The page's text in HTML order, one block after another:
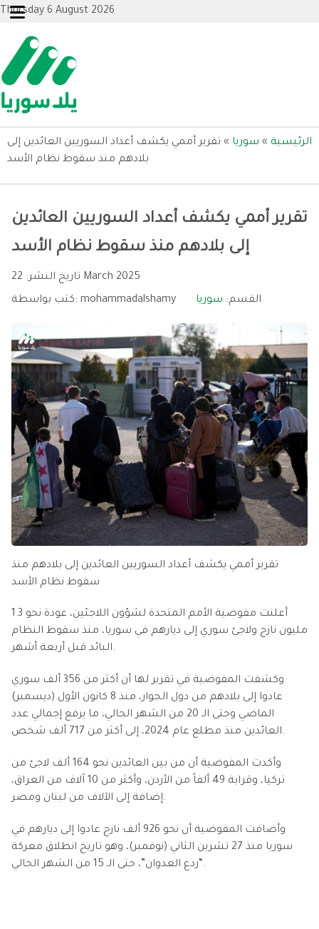
Thursday 6 August 2026
الرئيسية » سوريا » تقرير أممي يكشف أعداد السوريين العائدين إلى
بلادهم منذ سقوط نظام الأسد
تقرير أممي يكشف أعداد السوريين العائدين
إلى بلادهم منذ سقوط نظام الأسد
تاريخ النشر: 22 March 2025
كتب بواسطة: mohammadalshamy القسم: سوريا
تقرير أممي يكشف أعداد السوريين العائدين إلى بلادهم منذ
سقوط نظام الأسد
أعلنت مفوضية الأمم المتحدة لشؤون اللاجئين، عودة نحو 1.3
مليون نازح ولاجئ سوري إلى ديارهم في سوريا، منذ سقوط النظام
البائد قبل أربعة أشهر.
وكشفت المفوضية في تقرير لها أن أكثر من 356 ألف سوري
عادوا إلى بلادهم من دول الجوار، منذ 8 كانون الأول (ديسمبر)
الماضي وحتى الـ 20 من الشهر الحالي، ما يرفع إجمالي عدد
العائدين منذ مطلع عام 2024، إلى أكثر من 717 ألف شخص.
وأكدت المفوضية أن من بين العائدين نحو 164 ألف لاجئ من
تركيا، وقرابة 49 ألفاً من الأردن، وأكثر من 10 آلاف من العراق،
إضافة إلى الآلاف من لبنان ومصر.
وأضافت المفوضية أن نحو 926 ألف نازح عادوا إلى ديارهم في
سوريا منذ 27 تشرين الثاني (نوفمبر)، وهو تاريخ انطلاق معركة
“ردع العدوان”، حتى الـ 15 من الشهر الحالي.